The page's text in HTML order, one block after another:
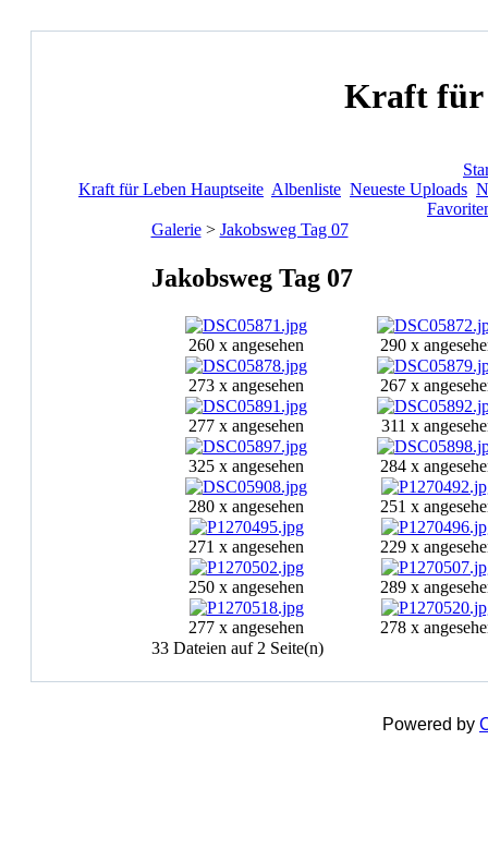
Kraft für
Kraft für Leben Hauptseite Albenliste Neueste Uploads
Galerie> Jakobsweg Tag 07
Jakobsweg Tag 07
260 x angesehen 290 x
273 x angesehen 267 x
277 x angesehen 311 x
325 x angesehen 284 x
280 x angesehen 251 x
271 x angesehen 229 x
250 x angesehen 289 x
277 x angesehen
278 x
33 Dateien auf 2 Seite(n)
Powered by